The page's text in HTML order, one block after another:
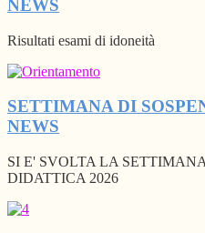
NEWS
Risultati esami di idoneità
SETTIMANA DI
NEWS
SI E' SVOLTA LA
DIDATTICA 2026